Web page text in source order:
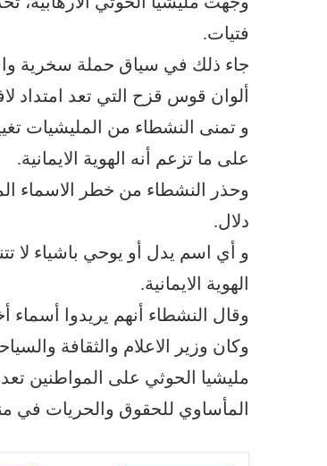
فتيات.
جاء ذلك في سياق حملة سخرية
ألوان قوس قزح التي تعد امتداد
و تمنى النشطاء من المليشيات
على ما تزعم أنه الهوية الايمانية.
وحذر النشطاء من خطر الاسماء
دلال.
و أي اسم يدل أو يوحي باشياء
الهوية الايمانية.
وقال النشطاء أنهم يريدوا
وكان وزير الاعلام والثقافة
مليشيا الحوثي على المواطنين
المأساوي للحقوق والحريات في